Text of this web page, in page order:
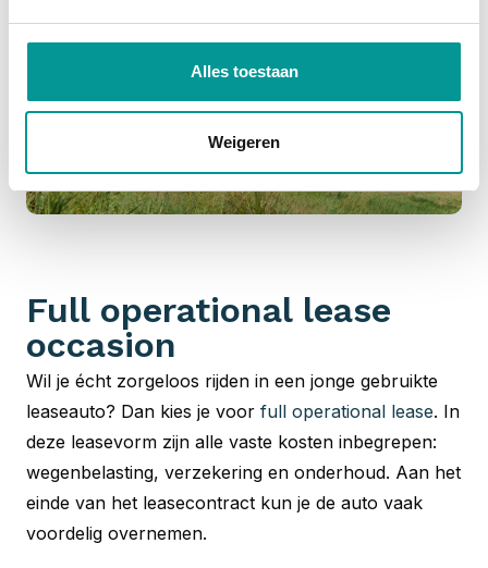
Alles toestaan
Weigeren
Full operational lease
occasion
Wil je écht zorgeloos rijden in een jonge gebruikte
leaseauto? Dan kies je voor full operational lease. In
deze leasevorm zijn alle vaste kosten inbegrepen:
wegenbelasting, verzekering en onderhoud. Aan het
einde van het leasecontract kun je de auto vaak
voordelig overnemen.